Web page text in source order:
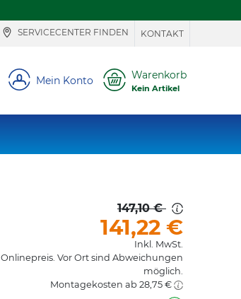
SERVICECENTER FINDEN KONTAKT
Mein Konto Warenkorb
Kein Artikel
147,10 €
141,22 €
Inkl. MwSt.
Onlinepreis. Vor Ort sind Abweichungen
möglich.
Montagekosten ab 28,75 €